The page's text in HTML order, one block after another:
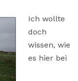
Ich wollte
doch
wissen, wie
es hier bei